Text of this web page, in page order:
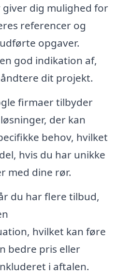
dig mulighed for
referencer og
opgaver.
god indikation af,
dit projekt.
firmaer tilbyder
der kan
behov, hvilket
hvis du har unikke
med dine rør.
du har flere tilbud,
hvilket kan føre
bedre pris eller
i aftalen.